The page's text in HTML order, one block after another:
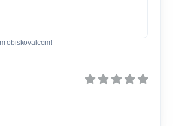
obiskovalcem!